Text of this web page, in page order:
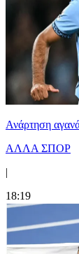
Ανάρτηση
ΑΛΛΑ ΣΠΟΡ
|
18:19